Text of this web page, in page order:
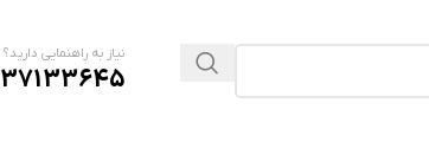
نیاز به راهنمایی دارید؟
37133645 - 051